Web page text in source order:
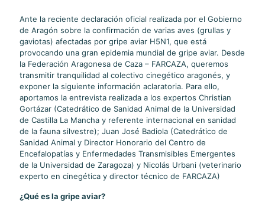
Ante la reciente declaración oficial realizada por el Gobierno
de Aragón sobre la confirmación de varias aves (grullas y
gaviotas) afectadas por gripe aviar H5N1, que está
provocando una gran epidemia mundial de gripe aviar. Desde
la Federación Aragonesa de Caza – FARCAZA, queremos
transmitir tranquilidad al colectivo cinegético aragonés, y
exponer la siguiente información aclaratoria. Para ello,
aportamos la entrevista realizada a los expertos Christian
Gortázar (Catedrático de Sanidad Animal de la Universidad
de Castilla La Mancha y referente internacional en sanidad
de la fauna silvestre); Juan José Badiola (Catedrático de
Sanidad Animal y Director Honorario del Centro de
Encefalopatías y Enfermedades Transmisibles Emergentes
de la Universidad de Zaragoza) y Nicolás Urbani (veterinario
experto en cinegética y director técnico de FARCAZA)
¿Qué es la gripe aviar?